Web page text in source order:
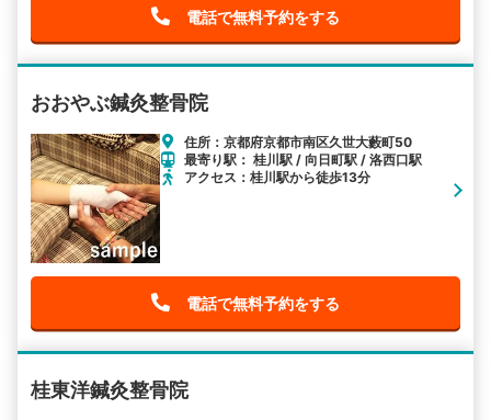
電話で無料予約をする
おおやぶ鍼灸整骨院
住所：京都府京都市南区久世大藪町50
最寄り駅： 桂川駅 / 向日町駅 / 洛西口駅
アクセス：桂川駅から徒歩13分
電話で無料予約をする
桂東洋鍼灸整骨院